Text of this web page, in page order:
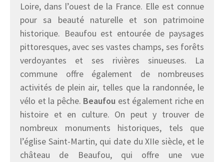
Loire, dans l’ouest de la France. Elle est connue
pour sa beauté naturelle et son patrimoine
historique. Beaufou est entourée de paysages
pittoresques, avec ses vastes champs, ses forêts
verdoyantes et ses rivières sinueuses. La
commune offre également de nombreuses
activités de plein air, telles que la randonnée, le
vélo et la pêche. Beaufou est également riche en
histoire et en culture. On peut y trouver de
nombreux monuments historiques, tels que
l’église Saint-Martin, qui date du XIIe siècle, et le
château de Beaufou, qui offre une vue